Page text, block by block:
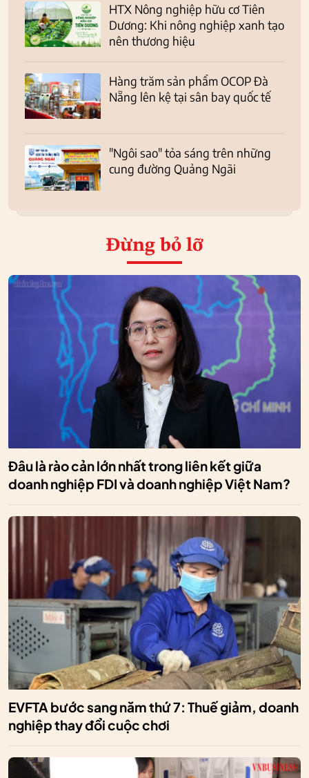
HTX Nông nghiệp hữu cơ Tiên
Dương: Khi nông nghiệp xanh tạo
nên thương hiệu
Hàng trăm sản phẩm OCOP Đà
Nẵng lên kệ tại sân bay quốc tế
"Ngôi sao" tỏa sáng trên những
cung đường Quảng Ngãi
Đừng bỏ lỡ
Đâu là rào cản lớn nhất trong liên kết giữa
doanh nghiệp FDI và doanh nghiệp Việt Nam?
EVFTA bước sang năm thứ 7: Thuế giảm, doanh
nghiệp thay đổi cuộc chơi